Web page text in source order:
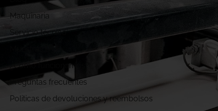
Maquinaria
Servicio técnico
¿Cómo funcionamos?
Preguntas frecuentes
Politicas de devoluciones y reembolsos